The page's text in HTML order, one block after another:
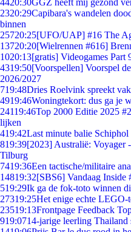
4420:30GGZ heeft mij gezond
2320:29Capibara's wandelen
binnen
25720:25[UFO/UAP] #16 The
13720:20[Wielrennen #616]
1020:13[gratis] Videogames Part
4319:50[Voorspellen] Voorspel
2026/2027
719:48Dries Roelvink spreekt
4919:46Woningtekort: dus ga je
24119:46Top 2000 Editie 2025
lijken
419:42Last minute balie Schiphol
819:39[2023] Australië: Voyager
Tilburg
7419:36Een tactische/militaire
14819:32[SBS6] Vandaag Inside
519:29Ik ga de fok-toto winnen
27319:25Het enige echte
23519:13Frontpage Feedback
919:0714-jarige leerling Thailand